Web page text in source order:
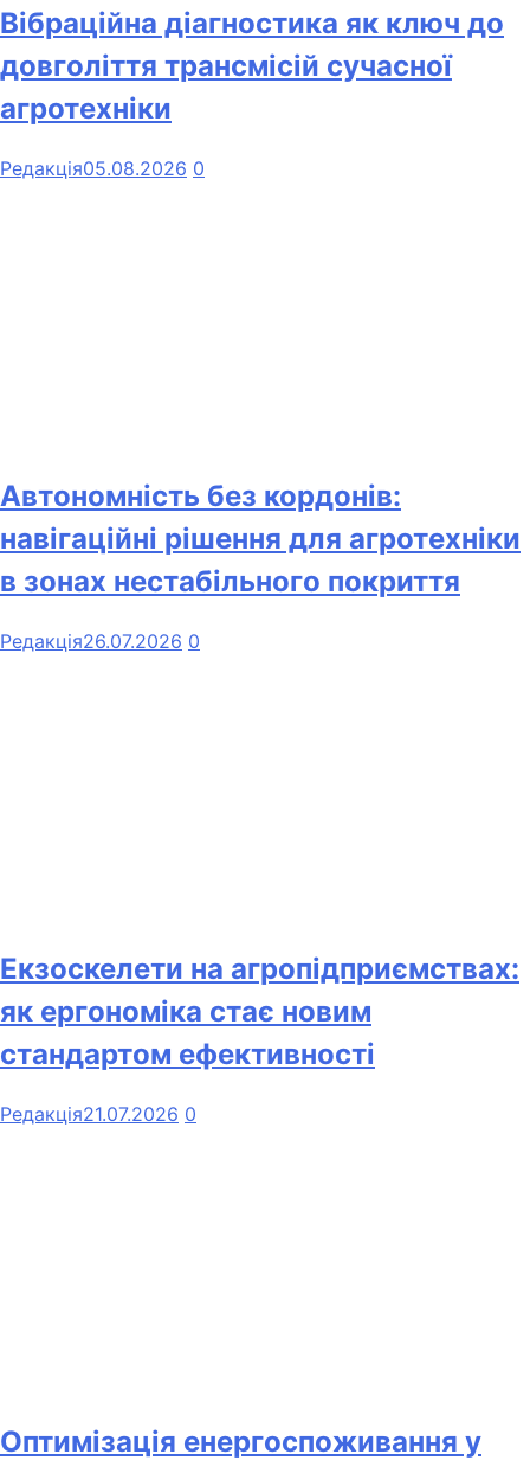
Вібраційна діагностика як ключ до
довголіття трансмісій сучасної
агротехніки
Редакція05.08.2026 0
Автономність без кордонів:
навігаційні рішення для агротехніки
в зонах нестабільного покриття
Редакція26.07.2026 0
Екзоскелети на агропідприємствах:
як ергономіка стає новим
стандартом ефективності
Редакція21.07.2026 0
Оптимізація енергоспоживання у